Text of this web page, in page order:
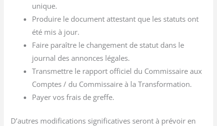
unique.
Produire le document attestant que les statuts ont
été mis à jour.
Faire paraître le changement de statut dans le
journal des annonces légales.
Transmettre le rapport officiel du Commissaire aux
Comptes / du Commissaire à la Transformation.
Payer vos frais de greffe.
D’autres modifications significatives seront à prévoir en